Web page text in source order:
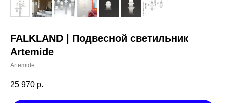
FALKLAND | Подвесной светильник
Artemide
Artemide
25 970 р.